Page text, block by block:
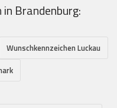
Brandenburg:
Wunschkennzeichen Luckau